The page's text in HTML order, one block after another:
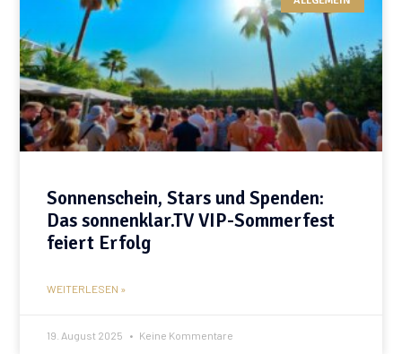
Sonnenschein, Stars und Spenden:
Das sonnenklar.TV VIP-Sommerfest
feiert Erfolg
WEITERLESEN »
19. August 2025 Keine Kommentare